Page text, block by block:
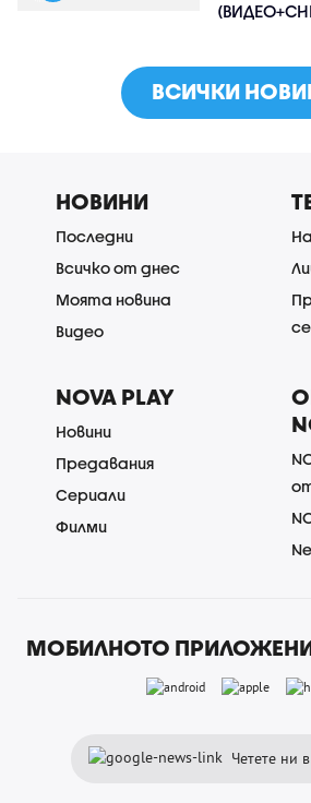
ВСИЧКИ
НОВИНИ
Последни
Всичко от днес
Моята новина
Видео
NOVA PLAY
Новини
Предавания
Сериали
Филми
МОБИЛНОТО
Четете ни